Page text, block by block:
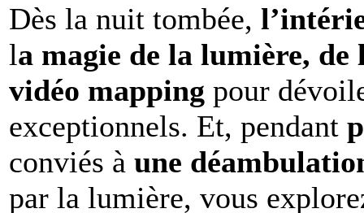
Dès la nuit tombée,
la magie de la lumière,
vidéo mapping pour
exceptionnels. Et, pendant
conviés à une
par la lumière, vous